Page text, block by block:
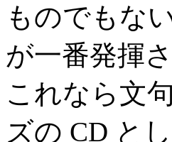
ものでもな
が一番発揮
これなら文
ズの CD と